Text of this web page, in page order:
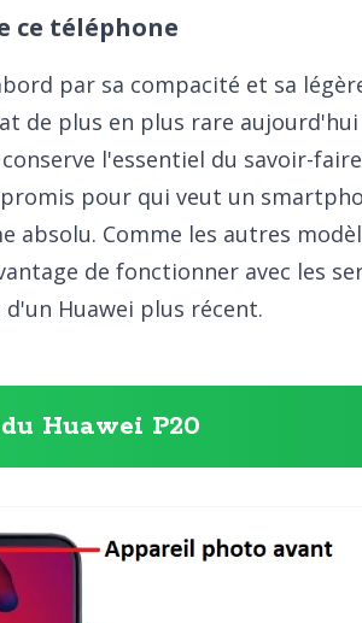
ce téléphone
par sa compacité et sa
de plus en plus rare
conserve l'essentiel du savoir-
pour qui veut un
absolu. Comme les autres
de fonctionner avec les
Huawei plus récent.
Huawei P20